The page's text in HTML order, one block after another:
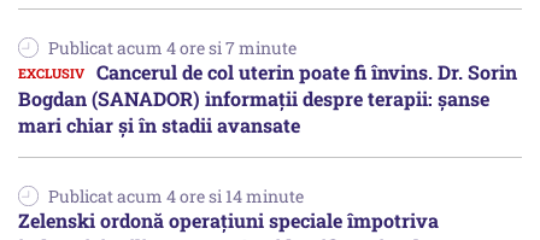
Publicat acum 4 ore si 7 minute
Cancerul de col uterin poate fi învins. Dr. Sorin
Bogdan (SANADOR) informații despre terapii: șanse
mari chiar și în stadii avansate
Publicat acum 4 ore si 14 minute
Zelenski ordonă operațiuni speciale împotriva